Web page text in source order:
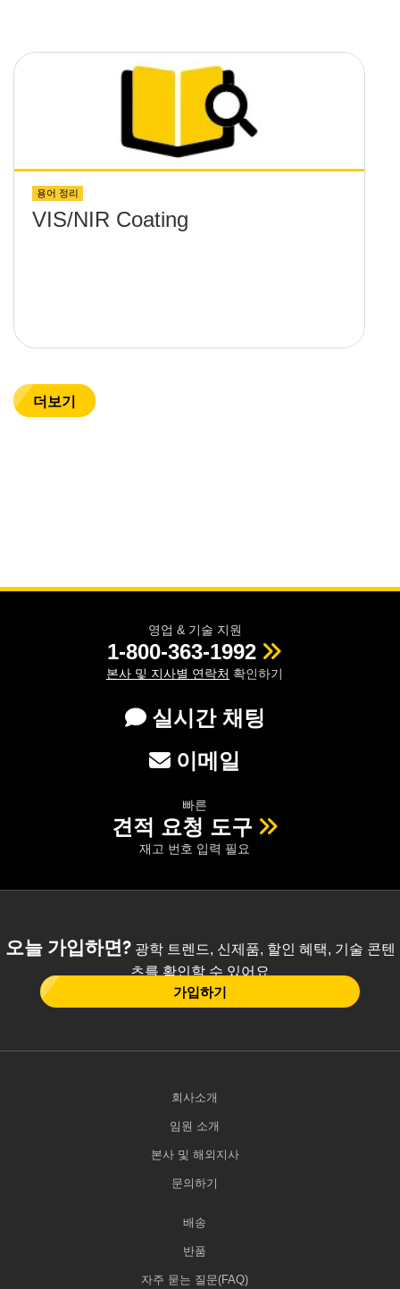
용어 정리
VIS/NIR Coating
더보기
영업 & 기술 지원
1-800-363-1992
본사 및 지사별 연락처 확인하기
실시간 채팅
이메일
빠른
견적 요청 도구
재고 번호 입력 필요
오늘 가입하면?광학 트렌드, 신제품, 할인 혜택, 기술 콘텐
츠를 확인할 수 있어요
가입하기
회사소개
임원 소개
본사 및 해외지사
문의하기
배송
반품
자주 묻는 질문(FAQ)